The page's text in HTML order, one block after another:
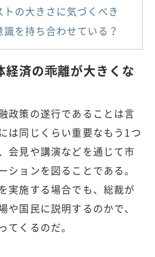
トの大きさに気づくべき
を持ち合わせている？
経済の乖離が大きくな
政策の遂行であることは言
は同じくらい重要なもう1つ
会見や講演などを通じて市
ションを図ることである。
実施する場合でも、総裁が
や国民に説明するのかで、
てくるのだ。